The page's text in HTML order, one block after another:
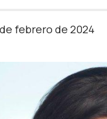
febrero de 2024